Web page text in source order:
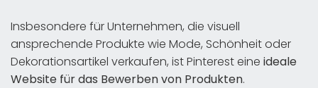
Insbesondere für Unternehmen, die visuell
ansprechende Produkte wie Mode, Schönheit oder
Dekorationsartikel verkaufen, ist Pinterest eine ideale
Website für das Bewerben von Produkten.